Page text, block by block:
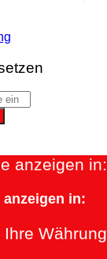
anzeigen in:
in:
Währung